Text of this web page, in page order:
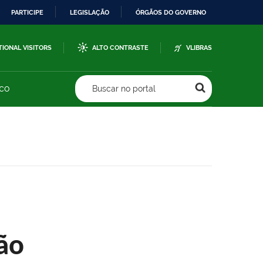
PARTICIPE LEGISLAÇÃO ÓRGÃOS DO GOVERNO
VISITORS ALTO CONTRASTE VLIBRAS
Buscar no portal